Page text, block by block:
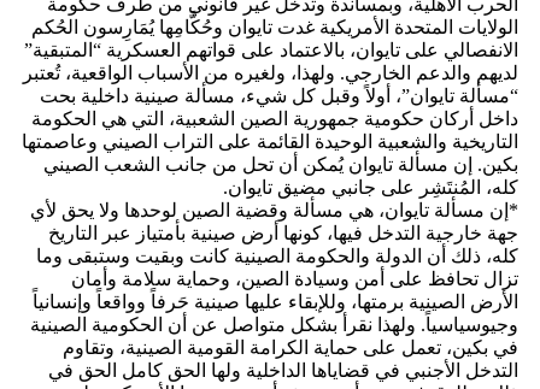
الحرب الأهلية، وبمساندة وتدخل غير قانوني من طرف حكومة
الولايات المتحدة الأمريكية غدت تايوان وحُكَّامِها يُمَارِسون الحُكم
الانفصالي على تايوان، بالاعتماد على قواتهم العسكرية “المتبقية”
لديهم والدعم الخارجي. ولهذا، ولغيره من الأسباب الواقعية، تُعتبر
“مسألة تايوان”، أولاً وقبل كل شيء، مسألة صينية داخلية بحت
داخل أركان حكومية جمهورية الصين الشعبية، التي هي الحكومة
التاريخية والشعبية الوحيدة القائمة على التراب الصيني وعاصمتها
بكين. إن مسألة تايوان يُمكن أن تحل من جانب الشعب الصيني
كله، المُنتَشِر على جانبي مضيق تايوان.
*إن مسألة تايوان، هي مسألة وقضية الصين لوحدها ولا يحق لأي
جهة خارجية التدخل فيها، كونها أرض صينية بأمتياز عبر التاريخ
كله، ذلك أن الدولة والحكومة الصينية كانت وبقيت وستبقى وما
تزال تحافظ على أمن وسيادة الصين، وحماية سلامة وأمان
الأرض الصينية برمتها، وللإبقاء عليها صينية حَرفاً وواقعاً وإنسانياً
وجيوسياسياً. ولهذا نقرأ بشكل متواصل عن أن الحكومية الصينية
في بكين، تعمل على حماية الكرامة القومية الصينية، وتقاوم
التدخل الأجنبي في قضاياها الداخلية ولها الحق كامل الحق في